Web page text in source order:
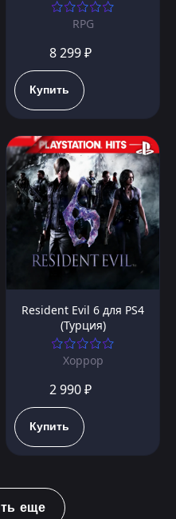
RPG
8 299 ₽
Купить
Resident Evil 6 для PS4
(Турция)
Хоррор
2 990 ₽
Купить
еще